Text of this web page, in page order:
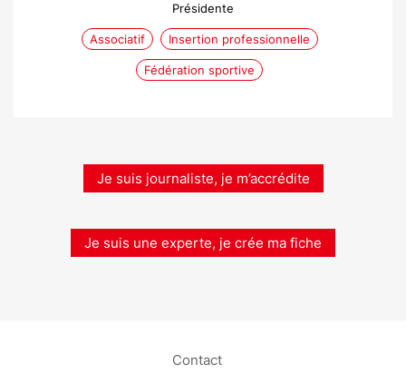
Présidente
Associatif Insertion professionnelle
Fédération sportive
Je suis journaliste, je m’accrédite
Je suis une experte, je crée ma fiche
Contact